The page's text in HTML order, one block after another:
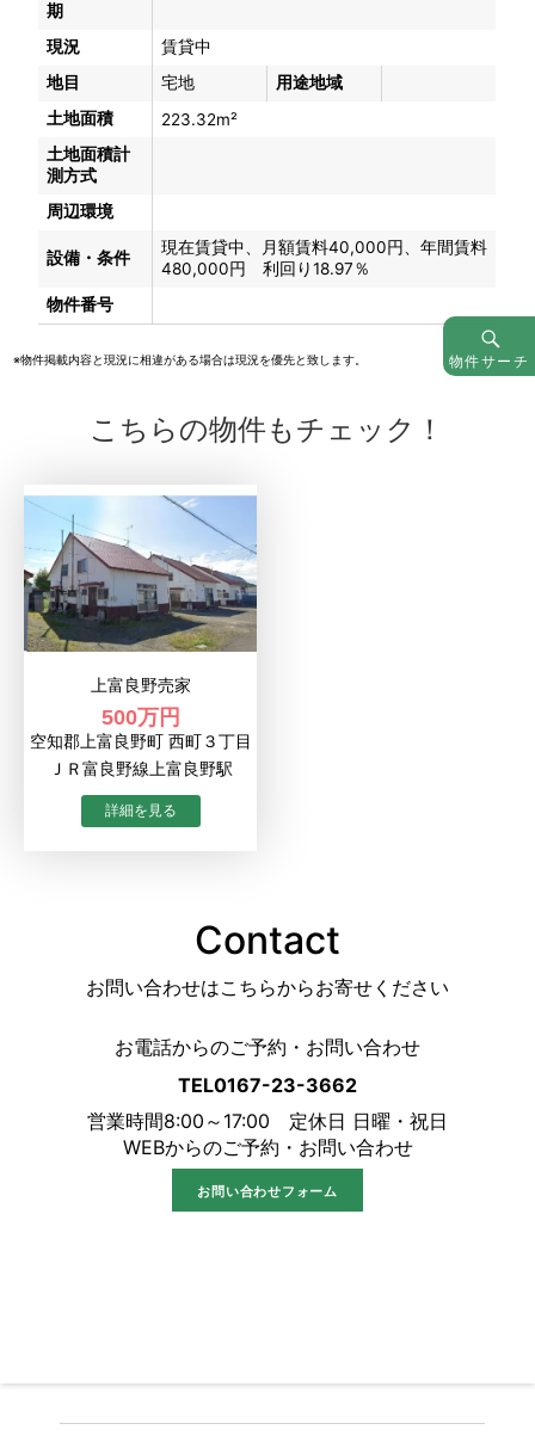
期
現況
賃貸中
地目
宅地
用途地域
土地面積
223.32m²
土地面積計
測方式
周辺環境
設備・条件
現在賃貸中、月額賃料40,000円、年間賃料
480,000円 利回り18.97％
物件番号
※物件掲載内容と現況に相違がある場合は現況を優先と致します。
こちらの物件もチェック！
上富良野売家
500万円
空知郡上富良野町 西町３丁目
ＪＲ富良野線上富良野駅
Contact
お問い合わせはこちらからお寄せください
お電話からのご予約・お問い合わせ
TEL0167-23-3662
営業時間8:00～17:00 定休日 日曜・祝日
WEBからのご予約・お問い合わせ
お問い合わせフォーム
物件サーチ